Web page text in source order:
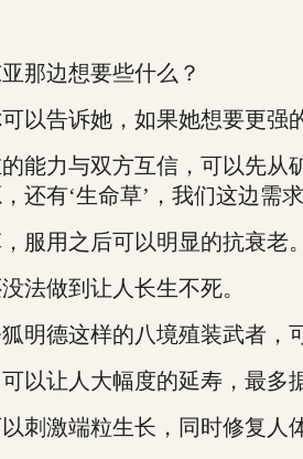
那边想要些什么？
告诉她，如果她想要更强
力与双方互信，可以先从
有‘生命草’，我们这边需
用之后可以明显的抗衰老。
做到让人长生不死。
德这样的八境殖装武者，
让人大幅度的延寿，最多据
激端粒生长，同时修复人体